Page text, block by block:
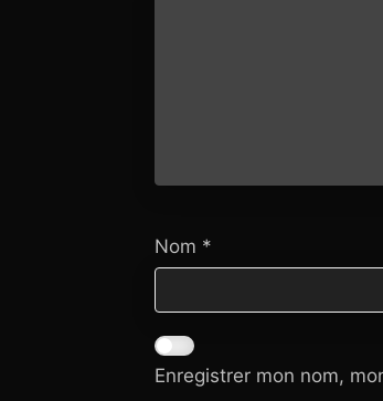
Nom *
Enregistrer mon nom,